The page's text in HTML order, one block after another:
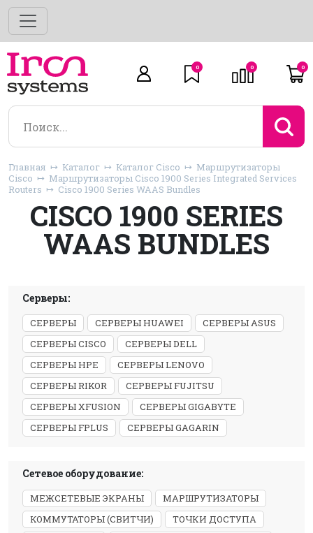
0 0 0
Главная Каталог Каталог Cisco
Маршрутизаторы
Cisco
Маршрутизаторы Cisco 1900 Series Integrated Services
Routers
Cisco 1900 Series WAAS Bundles
CISCO 1900 SERIES
WAAS BUNDLES
Серверы:
СЕРВЕРЫ СЕРВЕРЫ HUAWEI
СЕРВЕРЫ ASUS
СЕРВЕРЫ CISCO
СЕРВЕРЫ DELL
СЕРВЕРЫ HPE
СЕРВЕРЫ LENOVO
СЕРВЕРЫ RIKOR
СЕРВЕРЫ FUJITSU
СЕРВЕРЫ XFUSION
СЕРВЕРЫ GIGABYTE
СЕРВЕРЫ FPLUS
СЕРВЕРЫ GAGARIN
Сетевое оборудование:
МЕЖСЕТЕВЫЕ ЭКРАНЫ
МАРШРУТИЗАТОРЫ
КОММУТАТОРЫ (СВИТЧИ)
ТОЧКИ ДОСТУПА